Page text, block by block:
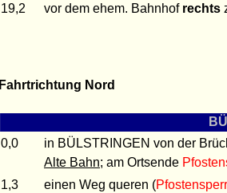
19,2
vor dem ehem. Bahnhof rechts
Fahrtrichtung Nord
0,0
in BÜLSTRINGEN von der
Alte Bahn; am Ortsende
1,3
einen Weg queren (